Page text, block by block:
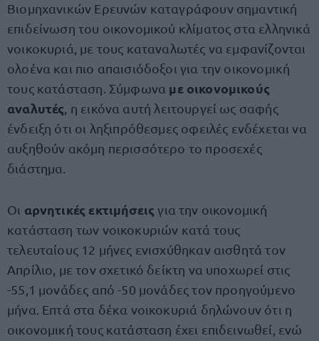
Βιομηχανικών Ερευνών καταγράφουν σημαντική
επιδείνωση του οικονομικού κλίματος στα ελληνικά
νοικοκυριά, με τους καταναλωτές να εμφανίζονται
ολοένα και πιο απαισιόδοξοι για την οικονομική
τους κατάσταση. Σύμφωνα με οικονομικούς
αναλυτές , η εικόνα αυτή λειτουργεί ως σαφής
ένδειξη ότι οι ληξιπρόθεσμες οφειλές ενδέχεται να
αυξηθούν ακόμη περισσότερο το προσεχές
διάστημα.
Οι αρνητικές εκτιμήσειςγια την οικονομική
κατάσταση των νοικοκυριών κατά τους
τελευταίους 12 μήνες ενισχύθηκαν αισθητά τον
Απρίλιο, με τον σχετικό δείκτη να υποχωρεί στις
-55,1 μονάδες από -50 μονάδες τον προηγούμενο
μήνα. Επτά στα δέκα νοικοκυριά δηλώνουν ότι η
οικονομική τους κατάσταση έχει επιδεινωθεί, ενώ